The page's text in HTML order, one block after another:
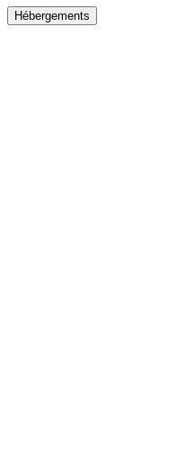
Hébergements